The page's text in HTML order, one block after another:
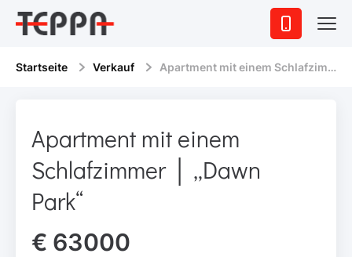
Startseite Verkauf Apartment mit einem Schlafzimmer │ „Dawn Park“
Apartment mit einem
Schlafzimmer │ „Dawn
Park“
€ 63000